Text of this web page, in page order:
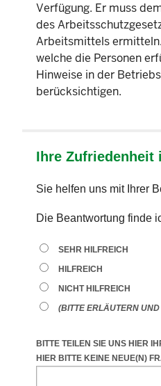
Verfügung. Er muss
des
Arbeitsmittels
welche die Personen
Hinweise in der
berücksichtigen.